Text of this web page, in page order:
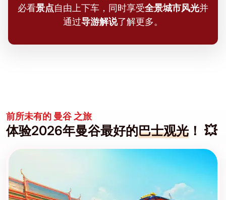
必看景点自由上下车，同时享受全景城市风光并
通过导游解说了解更多。
前所未有的 曼谷 之旅
体验2026年曼谷最好的巴士观光 ！ 💥